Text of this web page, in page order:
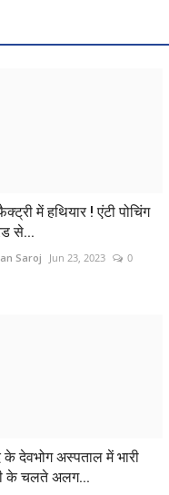
में हथियार ! एंटी पोचिंग
से...
Saroj Jun 23, 2023
0
के देवभोग अस्पताल में भारी
के चलते अलग...